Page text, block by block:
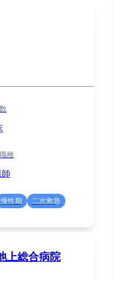
種
慢性期
二次救急
上総合病院